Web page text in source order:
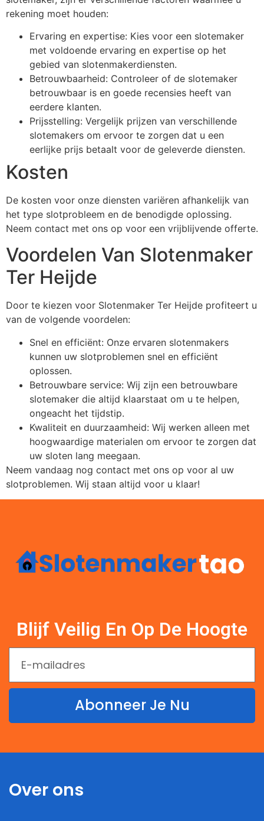
rekening moet houden:
Ervaring en expertise: Kies voor een slotemaker
met voldoende ervaring en expertise op het
gebied van slotenmakerdiensten.
Betrouwbaarheid: Controleer of de slotemaker
betrouwbaar is en goede recensies heeft van
eerdere klanten.
Prijsstelling: Vergelijk prijzen van verschillende
slotemakers om ervoor te zorgen dat u een
eerlijke prijs betaalt voor de geleverde diensten.
Kosten
De kosten voor onze diensten variëren afhankelijk van
het type slotprobleem en de benodigde oplossing.
Neem contact met ons op voor een vrijblijvende offerte.
Voordelen Van Slotenmaker
Ter Heijde
Door te kiezen voor Slotenmaker Ter Heijde profiteert u
van de volgende voordelen:
Snel en efficiënt: Onze ervaren slotenmakers
kunnen uw slotproblemen snel en efficiënt
oplossen.
Betrouwbare service: Wij zijn een betrouwbare
slotemaker die altijd klaarstaat om u te helpen,
ongeacht het tijdstip.
Kwaliteit en duurzaamheid: Wij werken alleen met
hoogwaardige materialen om ervoor te zorgen dat
uw sloten lang meegaan.
Neem vandaag nog contact met ons op voor al uw
slotproblemen. Wij staan altijd voor u klaar!
Blijf Veilig En Op De Hoogte
Abonneer Je Nu
Over ons